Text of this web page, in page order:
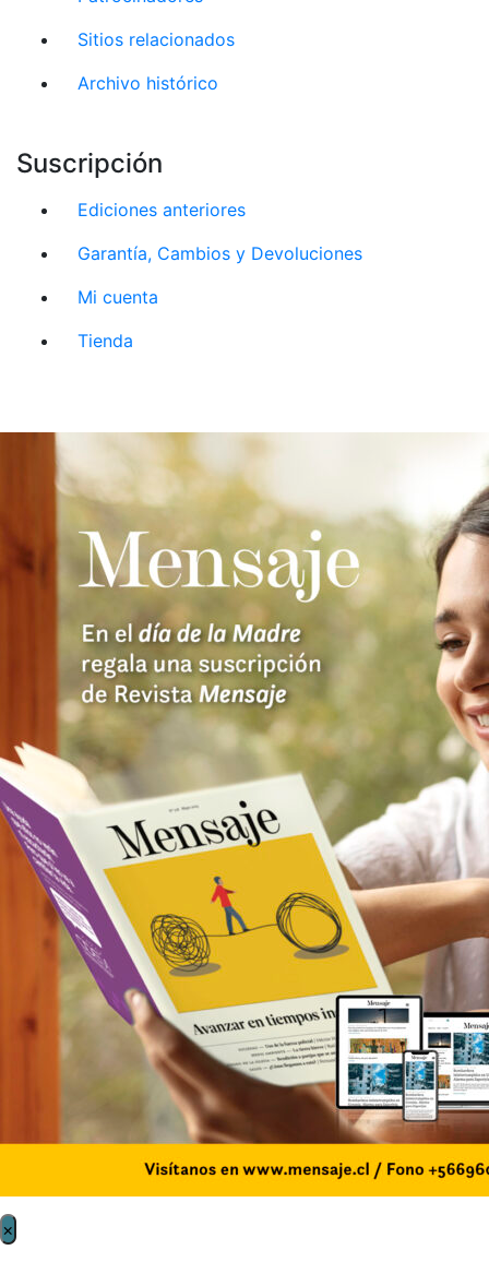
Sitios relacionados
Archivo histórico
Suscripción
Ediciones anteriores
Garantía, Cambios y Devoluciones
Mi cuenta
Tienda
×